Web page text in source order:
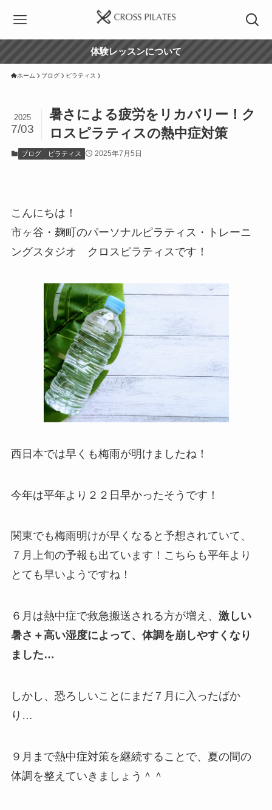
体験レッスンについて
ホーム ブログ ピラティス
暑さによる疲労をリカバリー！ク
ロスピラティスの熱中症対策
2025
7/03
ブログ ピラティス 2025年7月5日
こんにちは！
市ヶ谷・麹町のパーソナルピラティス・トレーニ
ングスタジオ クロスピラティスです！
西日本では早くも梅雨が明けましたね！
今年は平年より２２日早かったそうです！
関東でも梅雨明けが早くなると予想されていて、
７月上旬の予報も出ています！こちらも平年より
とても早いようですね！
６月は熱中症で救急搬送される方が増え、 激しい
暑さ＋高い湿度によって、体調を崩しやすくなり
ました…
しかし、恐ろしいことにまだ７月に入ったばか
り…
９月まで熱中症対策を継続することで、夏の間の
体調を整えていきましょう＾＾